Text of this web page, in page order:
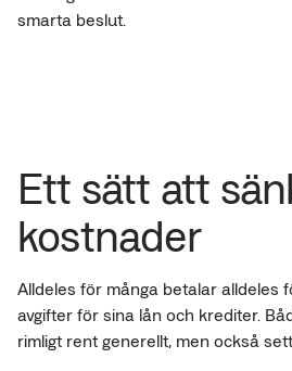
smarta beslut.
Ett sätt att
kostnader
Alldeles för många betalar alldeles
avgifter för sina lån och krediter.
rimligt rent generellt, men också